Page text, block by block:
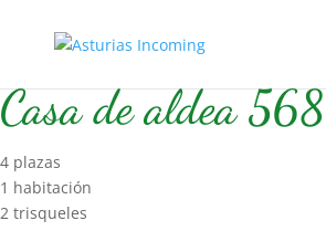
Casa de aldea 568
4 plazas
1 habitación
2 trisqueles